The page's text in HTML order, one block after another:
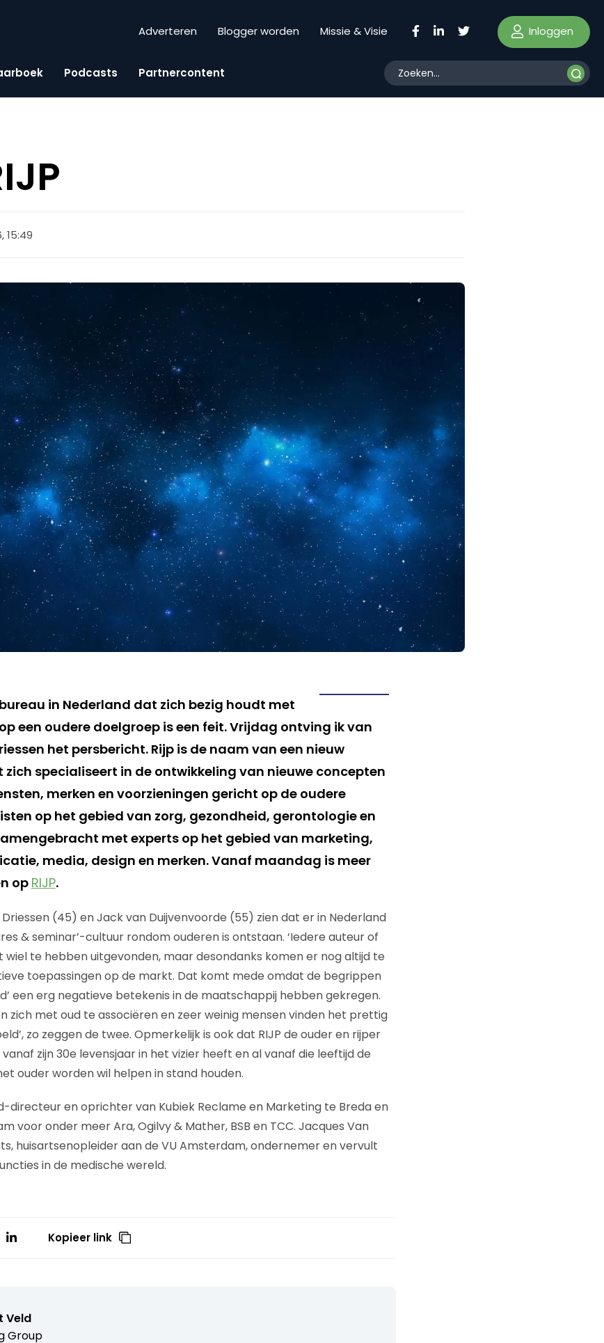
Adverteren Blogger worden Missie & Visie Inloggen
Podcasts Partnercontent
15:49
in Nederland dat zich bezig houdt met
een oudere doelgroep is een feit. Vrijdag ontving ik van
het persbericht. Rijp is de naam van een nieuw
specialiseert in de ontwikkeling van nieuwe concepten
merken en voorzieningen gericht op de oudere
op het gebied van zorg, gezondheid, gerontologie en
met experts op het gebied van marketing,
media, design en merken. Vanaf maandag is meer
opRIJP.
(45) en Jack van Duijvenvoorde (55) zien dat er in Nederland
& seminar’-cultuur rondom ouderen is ontstaan. ‘Iedere auteur of
te hebben uitgevonden, maar desondanks komen er nog altijd te
toepassingen op de markt. Dat komt mede omdat de begrippen
een erg negatieve betekenis in de maatschappij hebben gekregen.
zich met oud te associëren en zeer weinig mensen vinden het prettig
zo zeggen de twee. Opmerkelijk is ook dat RIJP de ouder en rijper
zijn 30e levensjaar in het vizier heeft en al vanaf die leeftijd de
ouder worden wil helpen in stand houden.
directeur en oprichter van Kubiek Reclame en Marketing te Breda en
voor onder meer Ara, Ogilvy & Mather, BSB en TCC. Jacques Van
huisartsenopleider aan de VU Amsterdam, ondernemer en vervult
in de medische wereld.
Kopieer link
Veld
Group